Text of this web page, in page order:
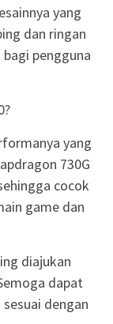
yang
dan ringan
pengguna
yang
730G
cocok
game dan
diajukan
dapat
dengan